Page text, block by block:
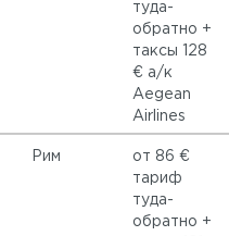
туда-
обратно +
таксы 128
€ а/к
Aegean
Airlines
Рим
от 86 €
тариф
туда-
обратно +